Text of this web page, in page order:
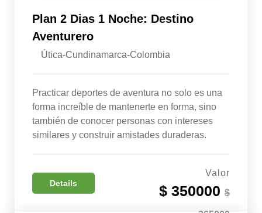
Plan 2 Dias 1 Noche: Destino
Aventurero
Útica-Cundinamarca-Colombia
Practicar deportes de aventura no solo es una
forma increíble de mantenerte en forma, sino
también de conocer personas con intereses
similares y construir amistades duraderas.
Details
Valor
$ 350000 $